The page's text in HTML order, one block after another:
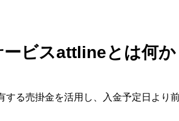
ビスattlineとは何か
る売掛金を活用し、入金予定日より